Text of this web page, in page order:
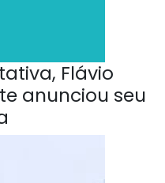
Flávio
anunciou seu